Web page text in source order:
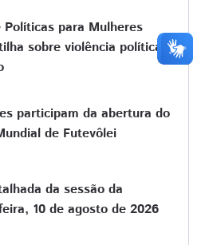
Políticas para Mulheres
sobre violência política
participam da abertura do
de Futevôlei
da sessão da
10 de agosto de 2026